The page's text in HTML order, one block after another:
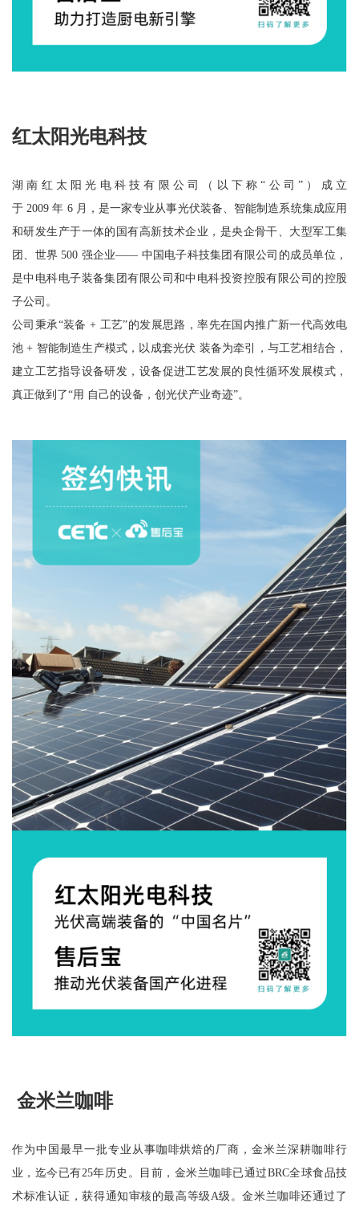
红太阳光电科技
湖南红太阳光电科技有限公司（以下称“公司”）成立
于 2009 年 6 月，是一家专业从事光伏装备、智能制造系统集成应用
和研发生产于一体的国有高新技术企业，是央企骨干、大型军工集
团、世界 500 强企业—— 中国电子科技集团有限公司的成员单位，
是中电科电子装备集团有限公司和中电科投资控股有限公司的控股
子公司。
公司秉承“装备 + 工艺”的发展思路，率先在国内推广新一代高效电
池 + 智能制造生产模式，以成套光伏 装备为牵引，与工艺相结合，
建立工艺指导设备研发，设备促进工艺发展的良性循环发展模式，
真正做到了“用 自己的设备，创光伏产业奇迹”。
金米兰咖啡
作为中国最早一批专业从事咖啡烘焙的厂商，金米兰深耕咖啡行
业，迄今已有25年历史。目前，金米兰咖啡已通过BRC全球食品技
术标准认证，获得通知审核的最高等级A级。金米兰咖啡还通过了